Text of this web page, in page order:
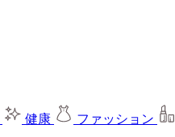
健康 ファッション